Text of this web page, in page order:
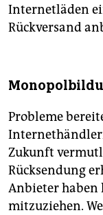
Internetläden
Rückversand
Probleme
Zukunft
Rücksendung
Anbieter haben
mitzuziehen.